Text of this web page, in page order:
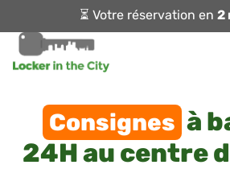
⏳ Votre réservation en 2
Consignes à
24H au centre